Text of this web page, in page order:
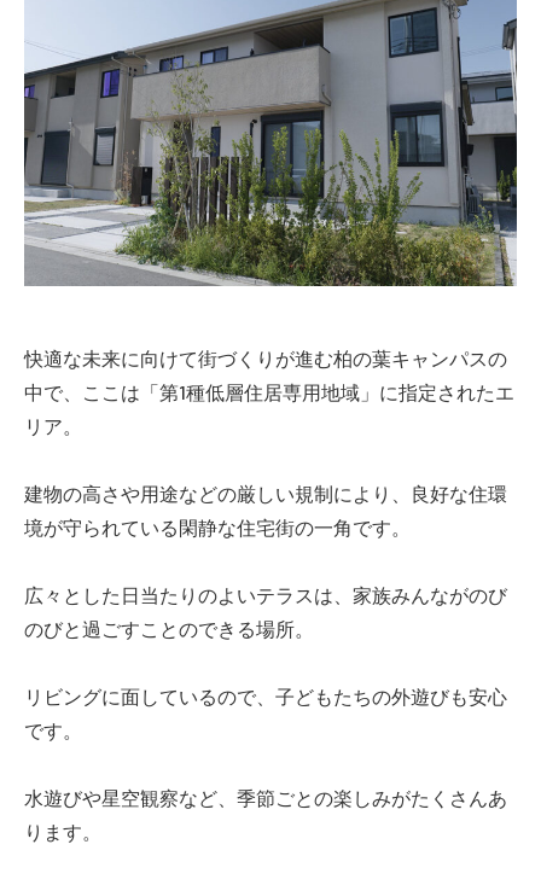
快適な未来に向けて街づくりが進む柏の葉キャンパスの
中で、ここは「第1種低層住居専用地域」に指定されたエ
リア。
建物の高さや用途などの厳しい規制により、良好な住環
境が守られている閑静な住宅街の一角です。
広々とした日当たりのよいテラスは、家族みんながのび
のびと過ごすことのできる場所。
リビングに面しているので、子どもたちの外遊びも安心
です。
水遊びや星空観察など、季節ごとの楽しみがたくさんあ
ります。